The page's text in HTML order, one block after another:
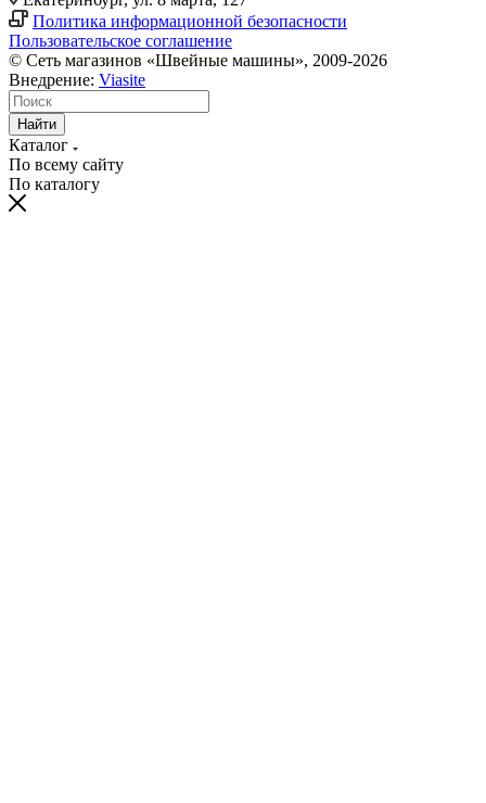
Политика информационной безопасности
Пользовательское соглашение
© Сеть магазинов «Швейные машины», 2009-2026
Внедрение: Viasite
Найти
Каталог
По всему сайту
По каталогу